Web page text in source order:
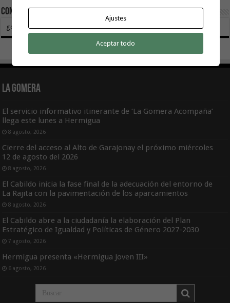
Contactar:
gomeratoday@gmail.com
La Gomera
El servicio informativo itinerante de ‘La Gomera Acompaña’
llega este lunes a Hermigua
8 agosto, 2026
Cierre del acceso al Alto de Garajonay el próximo miércoles
12 de agosto del 2026
8 agosto, 2026
El Cabildo inicia la fase final de la adecuación del entorno de
La Rajita con la pavimentación de los aparcamientos
8 agosto, 2026
El Cabildo abre a la ciudadanía la elaboración del Plan
Estratégico de Igualdad y Políticas de Género 2027-2030
7 agosto, 2026
Hermigua presenta «Hermigua Joven III»
6 agosto, 2026
Ajustes
Aceptar todo